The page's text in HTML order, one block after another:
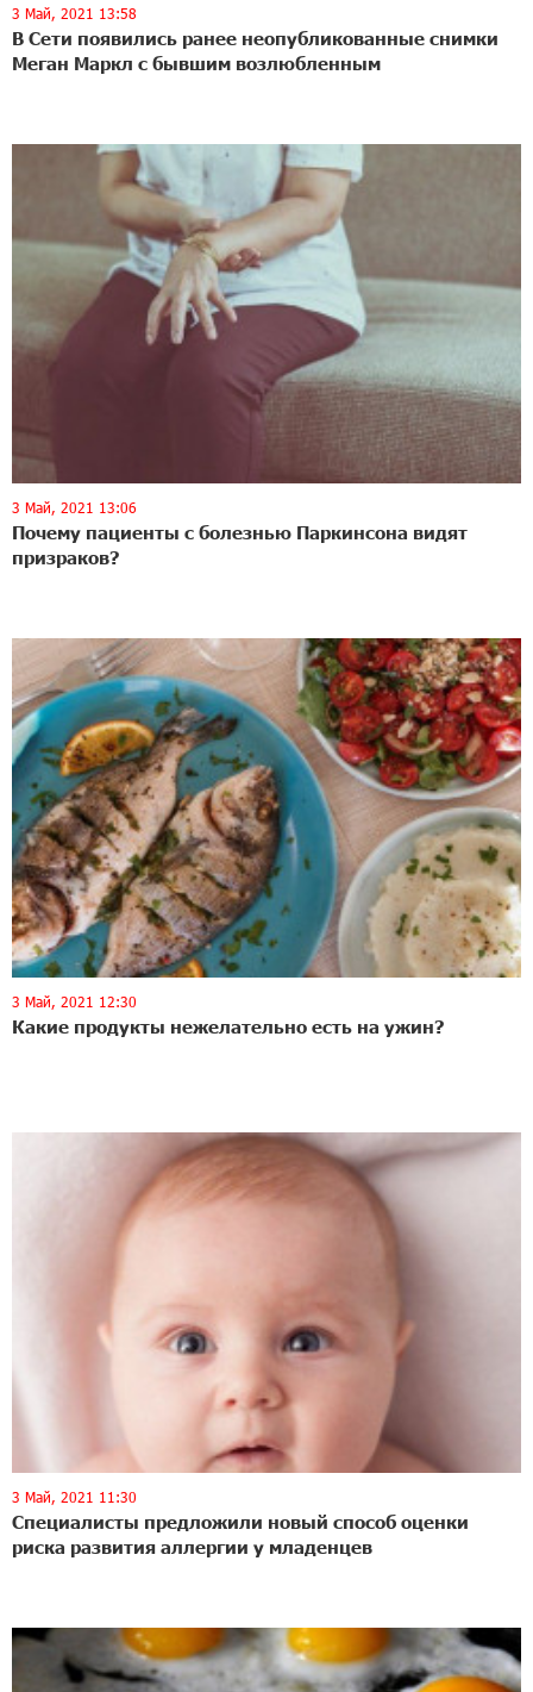
3 Май, 2021 13:58
В Сети появились ранее неопубликованные снимки
Меган Маркл с бывшим возлюбленным
3 Май, 2021 13:06
Почему пациенты с болезнью Паркинсона видят
призраков?
3 Май, 2021 12:30
Какие продукты нежелательно есть на ужин?
3 Май, 2021 11:30
Специалисты предложили новый способ оценки
риска развития аллергии у младенцев